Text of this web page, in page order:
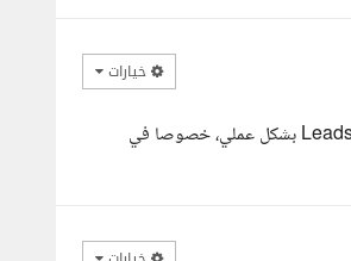
خيارات
اشتغلت على GHL وعندي خبرة في بناء الـ Workflows والـ Funnels وربط أنظمة المتابعة والتأهيل للـ Leads بشكل عملي، خصوصا في